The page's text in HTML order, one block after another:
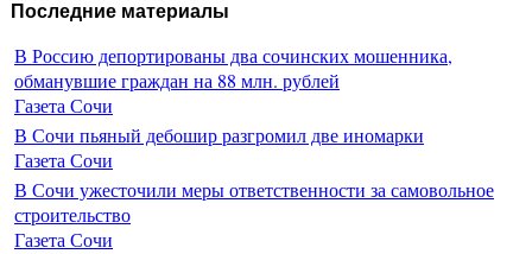
Последние материалы
В Россию депортированы два сочинских мошенника,
обманувшие граждан на 88 млн. рублей
Газета Сочи
В Сочи пьяный дебошир разгромил две иномарки
Газета Сочи
В Сочи ужесточили меры ответственности за самовольное
строительство
Газета Сочи